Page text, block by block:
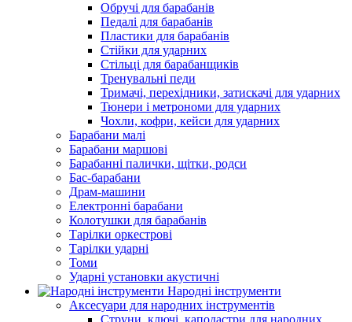
Обручі для барабанів
Педалі для барабанів
Пластики для барабанів
Стійки для ударних
Стільці для барабанщиків
Тренувальні педи
Тримачі, перехідники, затискачі для ударних
Тюнери і метрономи для ударних
Чохли, кофри, кейси для ударних
Барабани малі
Барабани маршові
Барабанні палички, щітки, родси
Бас-барабани
Драм-машини
Електронні барабани
Колотушки для барабанів
Тарілки оркестрові
Тарілки ударні
Томи
Ударні установки акустичні
Народні інструменти
Аксесуари для народних інструментів
Струни, ключі, каподастри для народних